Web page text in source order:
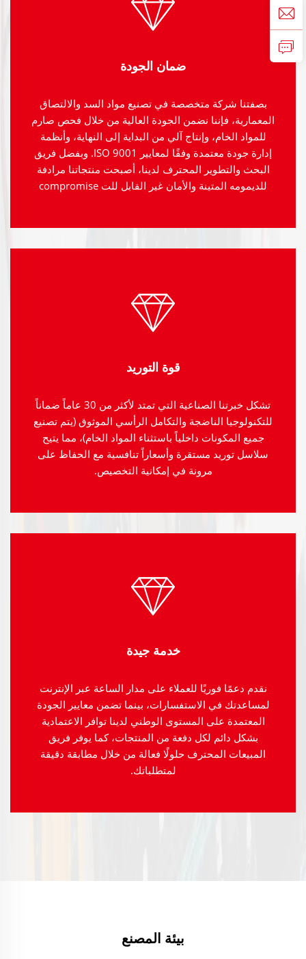
ضمان الجودة
بصفتنا شركة متخصصة في تصنيع مواد السد والالتصاق
المعمارية، فإننا نضمن الجودة العالية من خلال فحص صارم
للمواد الخام، وإنتاج آلي من البداية إلى النهاية، وأنظمة
إدارة جودة معتمدة وفقًا لمعايير ISO 9001. وبفضل فريق
البحث والتطوير المحترف لدينا، أصبحت منتجاتنا مرادفة
للديمومه المتينة والأمان غير القابل للت compromise
قوة التوريد
تشكل خبرتنا الصناعية التي تمتد لأكثر من 30 عاماً ضماناً
للتكنولوجيا الناضجة والتكامل الرأسي الموثوق (يتم تصنيع
جميع المكونات داخلياً باستثناء المواد الخام)، مما يتيح
سلاسل توريد مستقرة وأسعاراً تنافسية مع الحفاظ على
مرونة في إمكانية التخصيص.
خدمة جيدة
نقدم دعمًا فوريًا للعملاء على مدار الساعة عبر الإنترنت
لمساعدتك في الاستفسارات، بينما تضمن معايير الجودة
المعتمدة على المستوى الوطني لدينا توافر الاعتمادية
بشكل دائم لكل دفعة من المنتجات، كما يوفر فريق
المبيعات المحترف حلولًا فعالة من خلال مطابقة دقيقة
لمتطلباتك.
بيئة المصنع